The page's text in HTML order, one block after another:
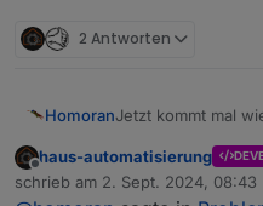
2 Antworten
HomoranJetzt kommt mal
@da_woodysagte
Offline
haus-automatisierung
schrieb am 2. Sept. 2024, 08:43
zuletzt editiert von